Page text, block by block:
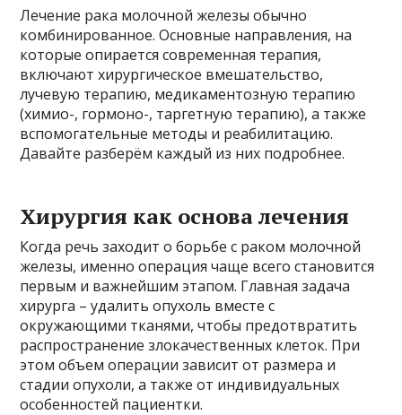
Лечение рака молочной железы обычно
комбинированное. Основные направления, на
которые опирается современная терапия,
включают хирургическое вмешательство,
лучевую терапию, медикаментозную терапию
(химио-, гормоно-, таргетную терапию), а также
вспомогательные методы и реабилитацию.
Давайте разберём каждый из них подробнее.
Хирургия как основа лечения
Когда речь заходит о борьбе с раком молочной
железы, именно операция чаще всего становится
первым и важнейшим этапом. Главная задача
хирурга – удалить опухоль вместе с
окружающими тканями, чтобы предотвратить
распространение злокачественных клеток. При
этом объем операции зависит от размера и
стадии опухоли, а также от индивидуальных
особенностей пациентки.